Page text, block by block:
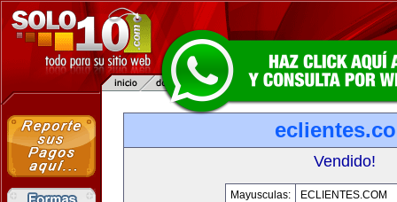
Vendido!
Mayusculas:
ECLIENTES.COM